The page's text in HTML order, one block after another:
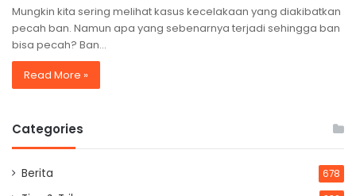
Mungkin kita sering melihat kasus kecelakaan yang diakibatkan
pecah ban. Namun apa yang sebenarnya terjadi sehingga ban
bisa pecah? Ban…
Read More »
Categories
Berita 678